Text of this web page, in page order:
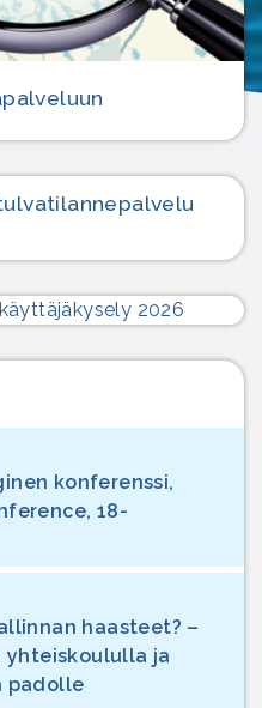
konferenssi,
18-
haasteet? –
yhteiskoululla ja
padolle